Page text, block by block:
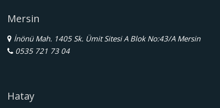
Mersin
İnönü Mah. 1405 Sk. Ümit Sitesi A Blok No:43/A Mersin
0535 721 73 04
Hatay